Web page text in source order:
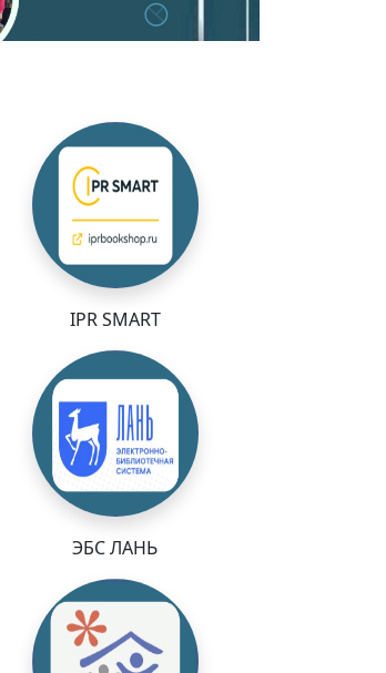
IPR SMART
ЭБС ЛАНЬ